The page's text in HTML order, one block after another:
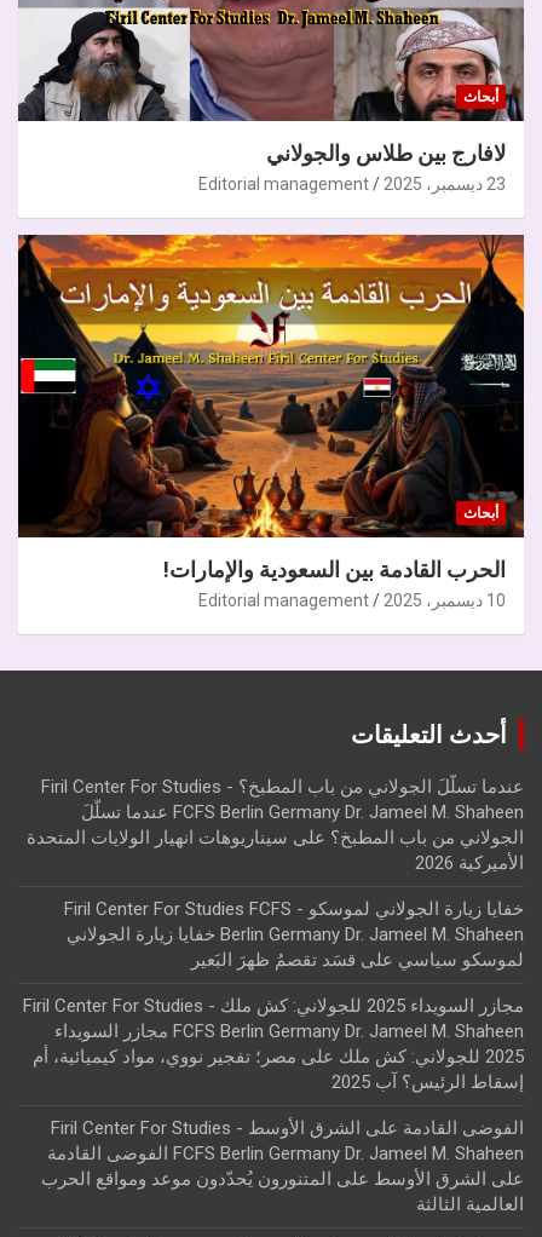
أبحاث
لافارج بين طلاس والجولاني
23 ديسمبر، 2025 Editorial management
أبحاث
الحرب القادمة بين السعودية والإمارات!
10 ديسمبر، 2025 Editorial management
أحدث التعليقات
عندما تسلّلَ الجولاني من باب المطبخ؟ - Firil Center For Studies
FCFS Berlin Germany Dr. Jameel M. Shaheen عندما تسلّلَ
الجولاني من باب المطبخ؟ على سيناريوهات انهيار الولايات المتحدة
الأميركية 2026
خفايا زيارة الجولاني لموسكو - Firil Center For Studies FCFS
Berlin Germany Dr. Jameel M. Shaheen خفايا زيارة الجولاني
لموسكو سياسي على قسَد تقصمُ ظهرَ البَعير
مجازر السويداء 2025 للجولاني: كش ملك - Firil Center For Studies
FCFS Berlin Germany Dr. Jameel M. Shaheen مجازر السويداء
2025 للجولاني: كش ملك
على مصر؛ تفجير نووي، مواد كيميائية، أم
إسقاط الرئيس؟ آب 2025
الفوضى القادمة على الشرق الأوسط - Firil Center For Studies
FCFS Berlin Germany Dr. Jameel M. Shaheen الفوضى القادمة
على الشرق الأوسط على
المتنورون يُحدّدون موعد ومواقع الحرب
العالمية الثالثة